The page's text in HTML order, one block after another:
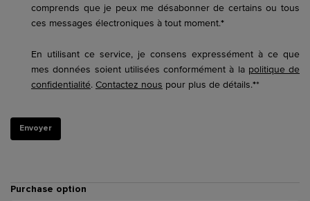
comprends que je peux me désabonner de certains ou tous
ces messages électroniques à tout moment.*
En utilisant ce service, je consens expressément à ce que
mes données soient utilisées conformément à la politique de
confidentialité. Contactez nous pour plus de détails.**
Envoyer
Purchase option